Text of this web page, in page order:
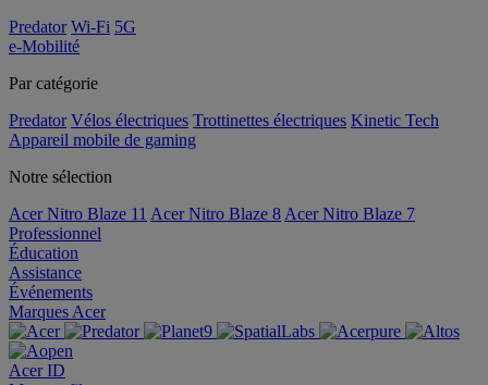
Predator Wi-Fi 5G
e-Mobilité
Par catégorie
Predator Vélos électriques Trottinettes électriques Kinetic Tech
Appareil mobile de gaming
Notre sélection
Acer Nitro Blaze 11 Acer Nitro Blaze 8 Acer Nitro Blaze 7
Professionnel
Éducation
Assistance
Événements
Marques Acer
Acer ID